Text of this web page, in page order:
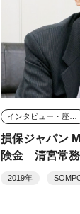
損保ジャパン
険金 清宮常務
2019年